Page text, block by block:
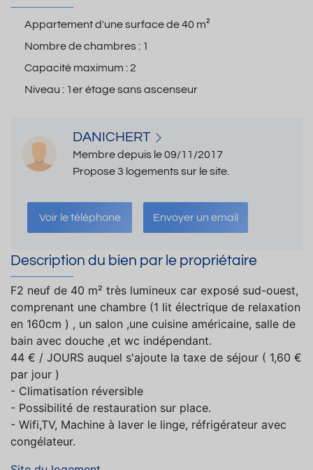
Appartement d'une surface de40 m²
Nombre de chambres : 1
Capacité maximum :2
Niveau : 1er étage sans ascenseur
DANICHERT
Membre depuis le 09/11/2017
Propose 3 logements sur le site.
Voir le téléphone Envoyer un email
Description du bien par le propriétaire
F2 neuf de 40 m² très lumineux car exposé sud-ouest,
comprenant une chambre (1 lit électrique de relaxation
en 160cm ) , un salon ,une cuisine américaine, salle de
bain avec douche ,et wc indépendant.
44 € / JOURS auquel s'ajoute la taxe de séjour ( 1,60 €
par jour )
- Climatisation réversible
- Possibilité de restauration sur place.
- Wifi,TV, Machine à laver le linge, réfrigérateur avec
congélateur.